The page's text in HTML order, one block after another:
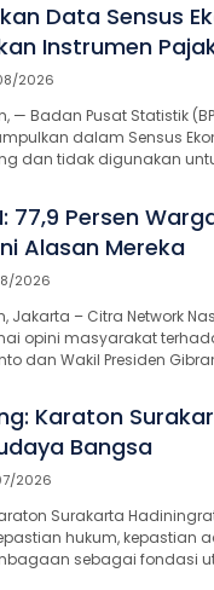
Data Sensus
Instrumen
2026
— Badan Pusat Statistik
dalam Sensus
dan tidak digunakan
77,9 Persen
Alasan Mereka
2026
Jakarta – Citra Network
opini masyarakat
dan Wakil Presiden
Karaton
Bangsa
2026
Karaton Surakarta
hukum, kepastian
sebagai fondasi